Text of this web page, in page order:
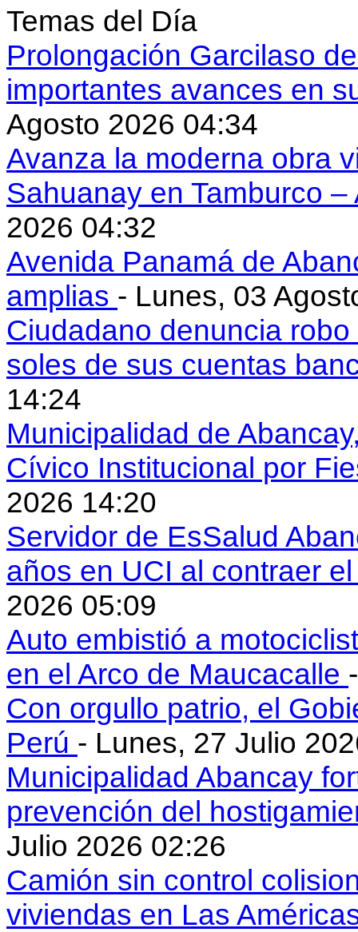
Temas del Día
Prolongación Garcilaso
importantes avances en
Agosto 2026 04:34
Avanza la moderna obra
Sahuanay en Tamburco
2026 04:32
Avenida Panamá de
amplias - Lunes, 03
Ciudadano denuncia
soles de sus cuentas
14:24
Municipalidad de
Cívico Institucional por
2026 14:20
Servidor de EsSalud
años en UCI al contraer
2026 05:09
Auto embistió a
en el Arco de Maucacalle
Con orgullo patrio, el
Perú - Lunes, 27 Julio
Municipalidad Abancay
prevención del
Julio 2026 02:26
Camión sin control
viviendas en Las